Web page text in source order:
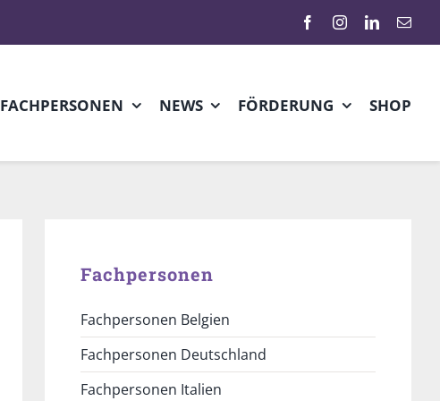
FACHPERSONEN NEWS FÖRDERUNG SHOP
Fachpersonen
Fachpersonen Belgien
Fachpersonen Deutschland
Fachpersonen Italien